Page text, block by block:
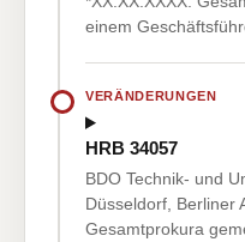
einem
VERÄNDERUNGEN
HRB 34057
BDO Technik- und
Düsseldorf, Berliner
Gesamtprokura